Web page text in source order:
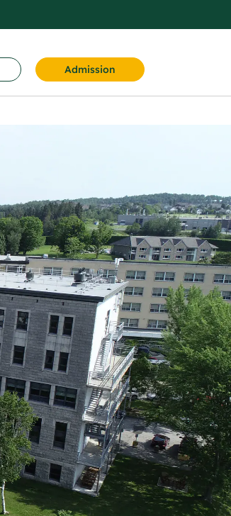
Admission